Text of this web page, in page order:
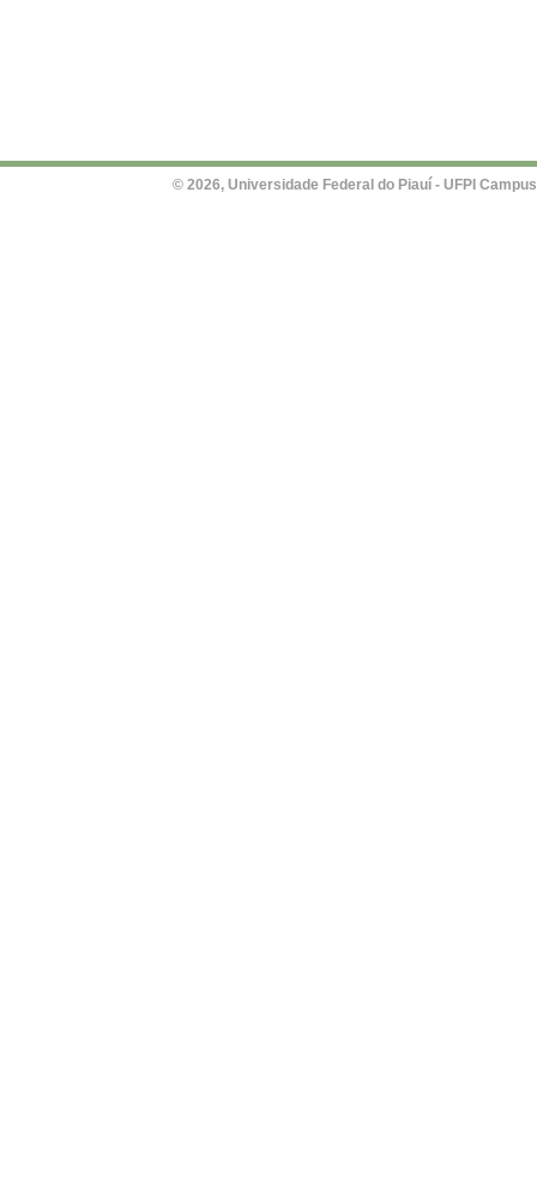
© 2026, Universidade Federal do Piauí - UFPI